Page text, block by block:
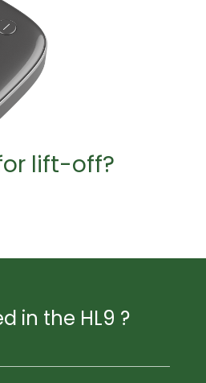
lift-off?
in the HL9 ?